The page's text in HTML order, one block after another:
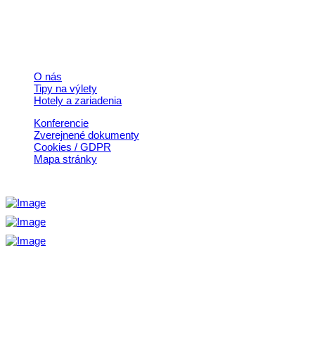
O nás
Tipy na výlety
Hotely a zariadenia
Konferencie
Zverejnené dokumenty
Cookies / GDPR
Mapa stránky